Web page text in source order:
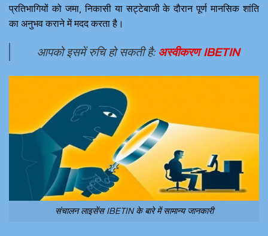
प्रतिभागियों को जमा, निकासी या सट्टेबाजी के दौरान पूर्ण मानसिक शांति
का अनुभव कराने में मदद करता है।
आपको इसमें रुचि हो सकती है: अस्वीकरण IBETIN
संचालन लाइसेंस IBETIN के बारे में सामान्य जानकारी